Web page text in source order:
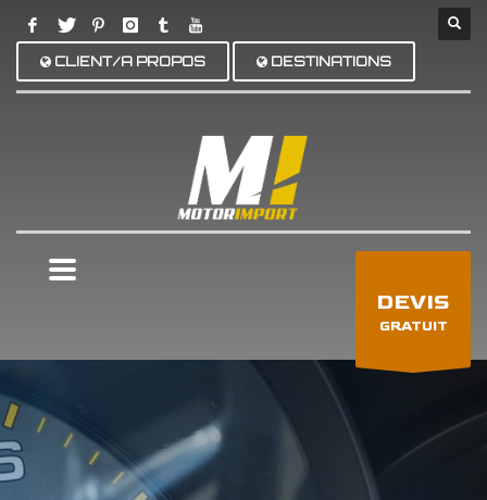
CLIENT/A PROPOS DESTINATIONS
DEVIS
GRATUIT